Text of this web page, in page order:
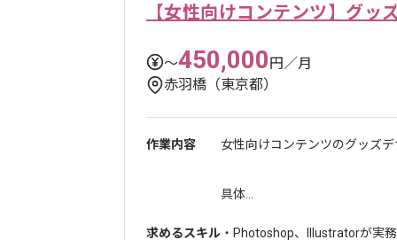
【女性向けコンテンツ】グッ
〜450,000円／月
赤羽橋（東京都）
作業内容 女性向けコンテンツのグッズ
具体...
求めるスキル ・Photoshop、Illustratorが実